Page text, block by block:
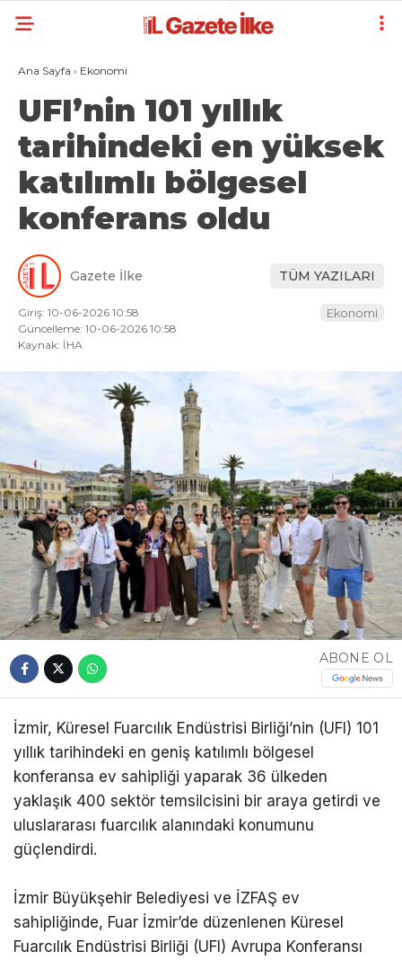
Ana Sayfa › Ekonomi
UFI’nin 101 yıllık
tarihindeki en yüksek
katılımlı bölgesel
konferans oldu
Gazete İlke TÜM YAZILARI
Giriş: 10-06-2026 10:58
Güncelleme: 10-06-2026 10:58
Kaynak: İHA
Ekonomi
ABONE OL
İzmir, Küresel Fuarcılık Endüstrisi Birliği’nin (UFI) 101
yıllık tarihindeki en geniş katılımlı bölgesel
konferansa ev sahipliği yaparak 36 ülkeden
yaklaşık 400 sektör temsilcisini bir araya getirdi ve
uluslararası fuarcılık alanındaki konumunu
güçlendirdi.
İzmir Büyükşehir Belediyesi ve İZFAŞ ev
sahipliğinde, Fuar İzmir’de düzenlenen Küresel
Fuarcılık Endüstrisi Birliği (UFI) Avrupa Konferansı